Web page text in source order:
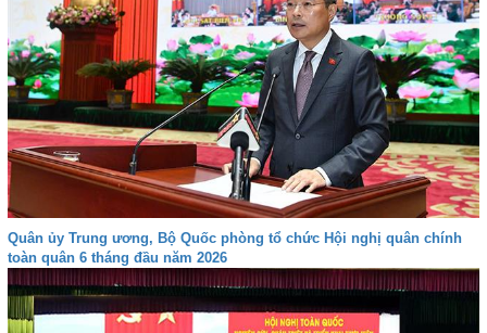
Quân ủy Trung ương, Bộ Quốc phòng tổ chức Hội nghị quân chính
toàn quân 6 tháng đầu năm 2026